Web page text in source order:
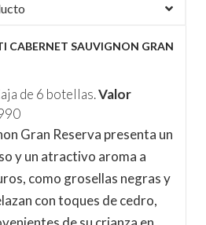
CABERNET SAUVIGNON GRAN
de 6 botellas.Valor
Gran Reserva presenta un
y un atractivo aroma a
como grosellas negras y
con toques de cedro,